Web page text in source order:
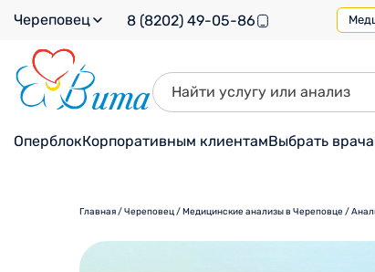
Череповец 8 (8202) 49-05-86
ОперблокКорпоративным клиентамВыбрать врача
Главная/Череповец/Медицинские анализы в Череповце /